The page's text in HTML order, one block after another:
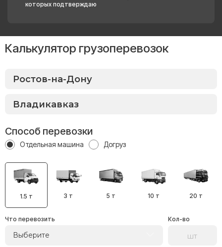
которых подтверждаю
Калькулятор грузоперевозок
Способ перевозки
Отдельная машина Догруз
1.5 т 3 т 5 т 10 т 20 т
Что перевозить
Выберите
Кол-во